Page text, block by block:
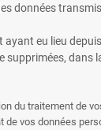
données
eu lieu
dans
du traitement de
vos données